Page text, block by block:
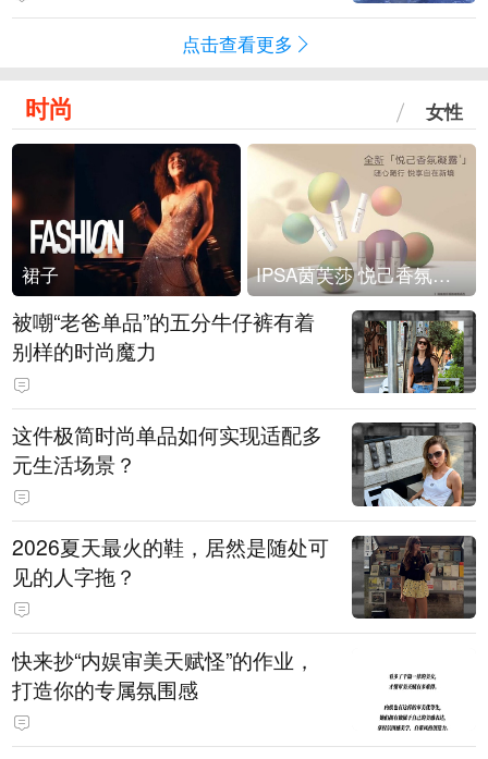
点击查看更多
时尚 女性
裙子 IPSA茵芙莎 悦己香氛凝露上市
被嘲“老爸单品”的五分牛仔裤有着
别样的时尚魔力
这件极简时尚单品如何实现适配多
元生活场景？
2026夏天最火的鞋，居然是随处可
见的人字拖？
快来抄“内娱审美天赋怪”的作业，
打造你的专属氛围感